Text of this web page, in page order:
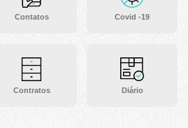
Contatos
Contratos
Covid -19
Diário